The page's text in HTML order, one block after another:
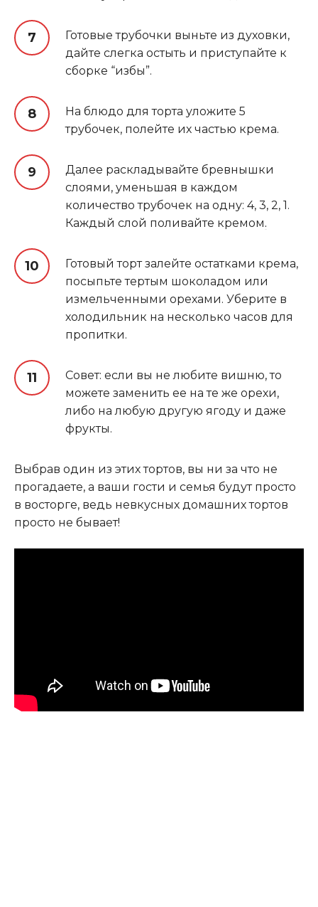
Готовые трубочки выньте из духовки,
дайте слегка остыть и приступайте к
сборке “избы”.
На блюдо для торта уложите 5
трубочек, полейте их частью крема.
Далее раскладывайте бревнышки
слоями, уменьшая в каждом
количество трубочек на одну: 4, 3, 2, 1.
Каждый слой поливайте кремом.
Готовый торт залейте остатками крема,
посыпьте тертым шоколадом или
измельченными орехами. Уберите в
холодильник на несколько часов для
пропитки.
Совет: если вы не любите вишню, то
можете заменить ее на те же орехи,
либо на любую другую ягоду и даже
фрукты.
Выбрав один из этих тортов, вы ни за что не
прогадаете, а ваши гости и семья будут просто
в восторге, ведь невкусных домашних тортов
просто не бывает!